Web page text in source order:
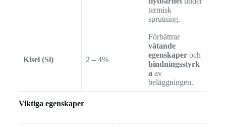
termisk
sprutning.
Kisel (Si) 2 – 4%
Förbättrar
vätande
egenskaperoch
bindningsstyrk
a av
beläggningen.
Viktiga egenskaper